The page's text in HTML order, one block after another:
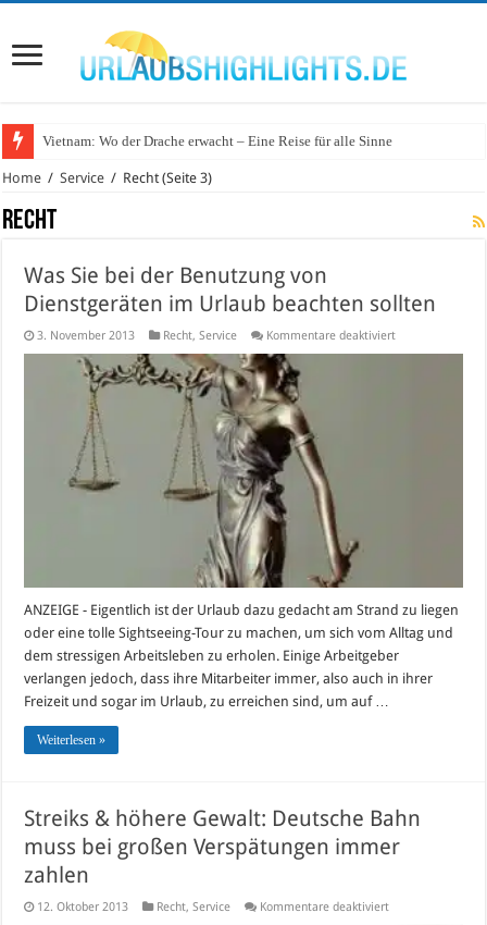
Vietnam: Wo der Drache erwacht – Eine Reise für alle Sinne
Wo lohnt sich Urlaub auf dem Wasser in Deutschland?
Home / Service / Recht (Seite 3)
Recht
Was Sie bei der Benutzung von
Dienstgeräten im Urlaub beachten sollten
3. November 2013 Recht,Service Kommentare deaktiviertfür
ANZEIGE - Eigentlich ist der Urlaub dazu gedacht am Strand zu liegen
oder eine tolle Sightseeing-Tour zu machen, um sich vom Alltag und
dem stressigen Arbeitsleben zu erholen. Einige Arbeitgeber
verlangen jedoch, dass ihre Mitarbeiter immer, also auch in ihrer
Freizeit und sogar im Urlaub, zu erreichen sind, um auf …
Weiterlesen »
Streiks & höhere Gewalt: Deutsche Bahn
muss bei großen Verspätungen immer
zahlen
12. Oktober 2013 Recht,Service Kommentare deaktiviertfür